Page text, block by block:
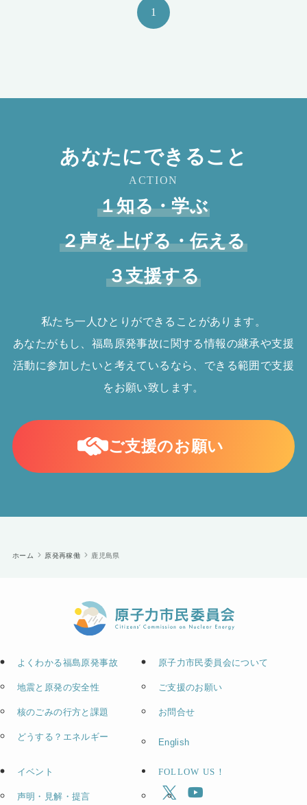
1
あなたにできること
ACTION
１知る・学ぶ
２声を上げる・伝える
３支援する
私たち一人ひとりができることがあります。
あなたがもし、福島原発事故に関する情報の継承や支援
活動に参加したいと考えているなら、できる範囲で支援
をお願い致します。
ご支援のお願い
ホーム 原発再稼働 鹿児島県
よくわかる福島原発事故
地震と原発の安全性
核のごみの行方と課題
どうする？エネルギー
イベント
声明・見解・提言
原子力市民委員会について
ご支援のお願い
お問合せ
English
FOLLOW US！